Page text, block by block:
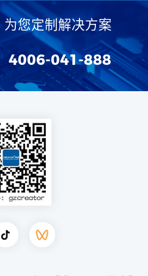
您定制解决方案
4006-041-888